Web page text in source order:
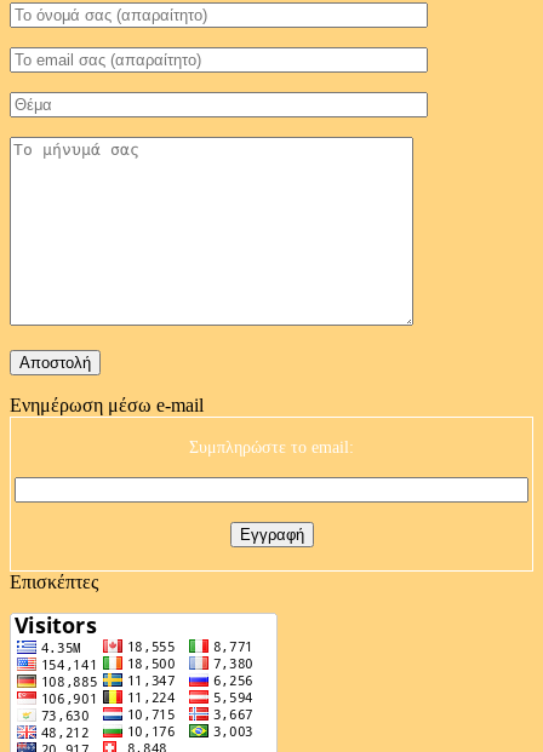
Ενημέρωση μέσω e-mail
Συμπληρώστε το email:
Επισκέπτες